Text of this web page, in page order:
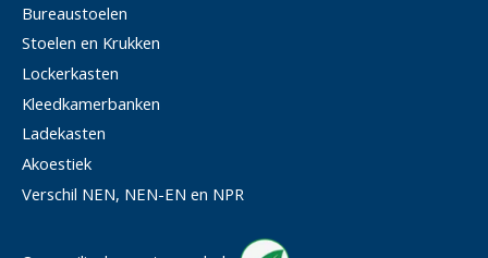
Bureaustoelen
Stoelen en Krukken
Lockerkasten
Kleedkamerbanken
Ladekasten
Akoestiek
Verschil NEN, NEN-EN en NPR